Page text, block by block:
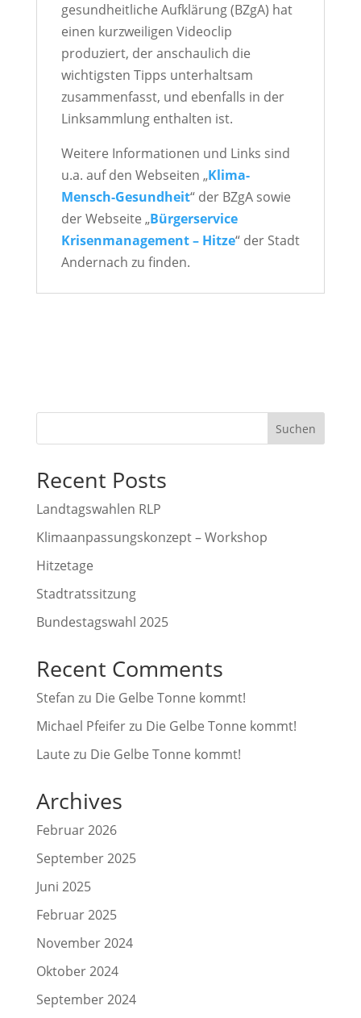
gesundheitliche Aufklärung (BZgA) hat
einen kurzweiligen Videoclip
produziert, der anschaulich die
wichtigsten Tipps unterhaltsam
zusammenfasst, und ebenfalls in der
Linksammlung enthalten ist.
Weitere Informationen und Links sind
u.a. auf den Webseiten „Klima-
Mensch-Gesundheit“ der BZgA sowie
der Webseite „Bürgerservice
Krisenmanagement – Hitze“ der Stadt
Andernach zu finden.
Suchen
Recent Posts
Landtagswahlen RLP
Klimaanpassungskonzept – Workshop
Hitzetage
Stadtratssitzung
Bundestagswahl 2025
Recent Comments
Stefan zu Die Gelbe Tonne kommt!
Michael Pfeiferzu Die Gelbe Tonne kommt!
Laute zu Die Gelbe Tonne kommt!
Archives
Februar 2026
September 2025
Juni 2025
Februar 2025
November 2024
Oktober 2024
September 2024